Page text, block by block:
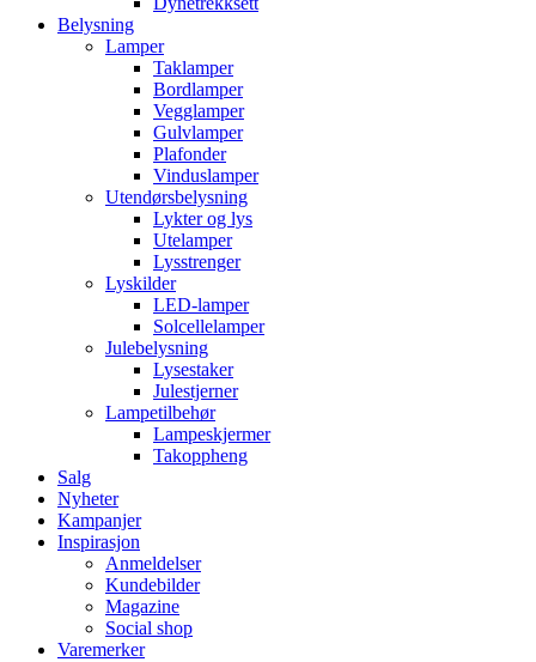
Belysning
Lamper
Taklamper
Bordlamper
Vegglamper
Gulvlamper
Plafonder
Vinduslamper
Utendørsbelysning
Lykter og lys
Utelamper
Lysstrenger
Lyskilder
LED-lamper
Solcellelamper
Julebelysning
Lysestaker
Julestjerner
Lampetilbehør
Lampeskjermer
Takoppheng
Salg
Nyheter
Kampanjer
Inspirasjon
Anmeldelser
Kundebilder
Magazine
Social shop
Varemerker